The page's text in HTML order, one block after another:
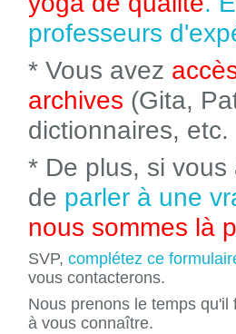
professeurs
* Vous avez
archives (Gita,
dictionnaires, etc.
* De plus, si vous
de parler à une
nous sommes là
SVP, complétez ce
vous contacterons.
Nous prenons le temps qu'il
à vous connaître.